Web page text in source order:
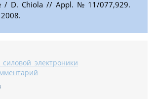
/ D. Chiola // Appl. № 11/077,929.
электроники